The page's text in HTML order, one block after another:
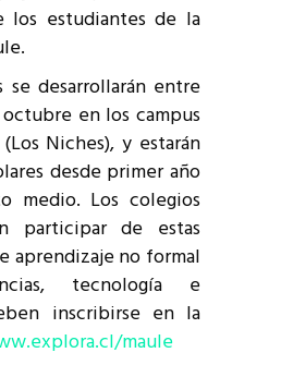
los estudiantes de la
se desarrollarán entre
en los campus
Niches), y estarán
desde primer año
medio. Los colegios
participar de estas
aprendizaje no formal
tecnología e
inscribirse en la
maule